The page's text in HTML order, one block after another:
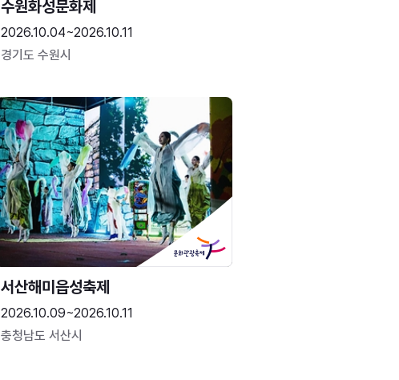
수원화성문화제
2026.10.04~2026.10.11
경기도 수원시
서산해미읍성축제
2026.10.09~2026.10.11
충청남도 서산시